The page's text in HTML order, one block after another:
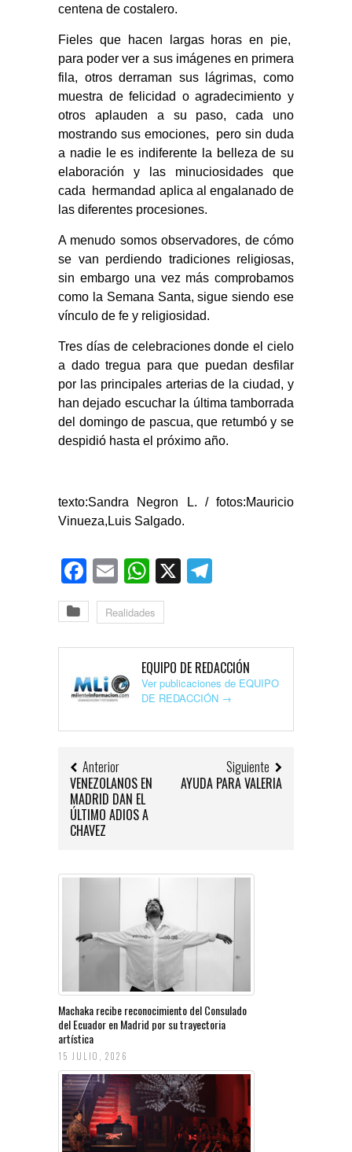
centena de costalero.
Fieles que hacen largas horas en pie,
para poder ver a sus imágenes en primera
fila, otros derraman sus lágrimas, como
muestra de felicidad o agradecimiento y
otros aplauden a su paso, cada uno
mostrando sus emociones, pero sin duda
a nadie le es indiferente la belleza de su
elaboración y las minuciosidades que
cada hermandad aplica al engalanado de
las diferentes procesiones.
A menudo somos observadores, de cómo
se van perdiendo tradiciones religiosas,
sin embargo una vez más comprobamos
como la Semana Santa, sigue siendo ese
vínculo de fe y religiosidad.
Tres días de celebraciones donde el cielo
a dado tregua para que puedan desfilar
por las principales arterias de la ciudad, y
han dejado escuchar la última tamborrada
del domingo de pascua, que retumbó y se
despidió hasta el próximo año.
texto:Sandra Negron L. / fotos:Mauricio
Vinueza,Luis Salgado.
Facebook
EmailWhatsApp
X
Realidades
EQUIPO DE REDACCIÓN
Ver publicaciones de EQUIPO
DE REDACCIÓN →
Anterior
VENEZOLANOS EN
MADRID DAN EL
ÚLTIMO ADIOS A
CHAVEZ
Siguiente
AYUDA PARA VALERIA
Machaka recibe reconocimiento del Consulado
del Ecuador en Madrid por su trayectoria
artística
15 JULIO, 2026